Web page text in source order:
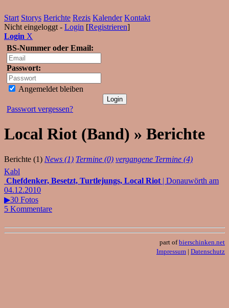
Start Storys Berichte Rezis Kalender Kontakt
Nicht eingeloggt - Login [Registrieren]
Login X
BS-Nummer oder Email:
Passwort:
Angemeldet bleiben
Passwort vergessen?
Local Riot (Band) » Berichte
Berichte (1) News (1) Termine (0) vergangene Termine (4)
Kabl
Chefdenker, Besetzt, Turtlejungs, Local Riot | Donauwörth am
04.12.2010
▶30 Fotos
5 Kommentare
part ofbierschinken.net
Impressum | Datenschutz